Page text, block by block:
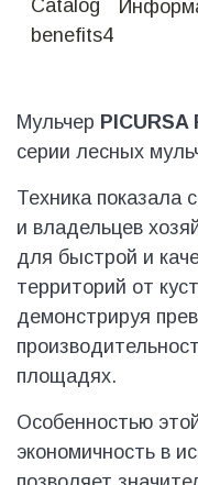
Мульчер PICURSA
серии лесных
Техника показала
и владельцев
для быстрой и
территорий от
демонстрируя
площадях.
Особенностью
экономичность в